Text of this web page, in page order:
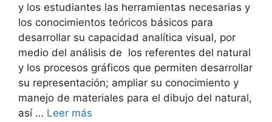
y los estudiantes las herramientas necesarias y
los conocimientos teóricos básicos para
desarrollar su capacidad analítica visual, por
medio del análisis de los referentes del natural
y los procesos gráficos que permiten desarrollar
su representación; ampliar su conocimiento y
manejo de materiales para el dibujo del natural,
así … Leer más